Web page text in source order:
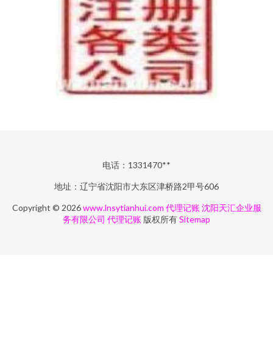
电话：1331470**
地址：辽宁省沈阳市大东区津桥路2甲号606
Copyright © 2026www.lnsytianhui.com 代理记账 沈阳天汇企业服
务有限公司 代理记账 版权所有Sitemap